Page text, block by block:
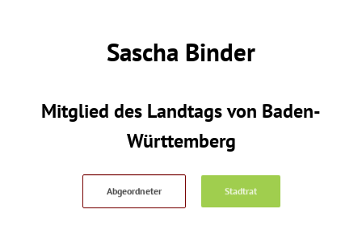
Sascha Binder
Mitglied des Landtags von Baden-
Württemberg
Abgeordneter Stadtrat